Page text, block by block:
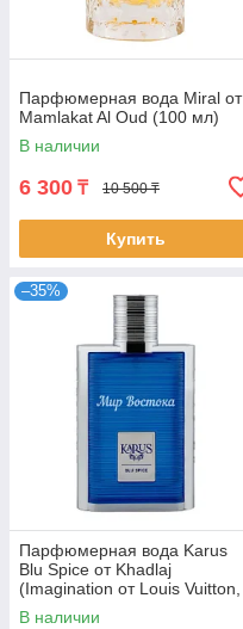
Парфюмерная вода Miral от
Mamlakat Al Oud (100 мл)
В наличии
6 300 ₸ 10 500 ₸
Купить
–35%
Парфюмерная вода Karus
Blu Spice от Khadlaj
(Imagination от Louis Vuitton,
100 мл)
В наличии